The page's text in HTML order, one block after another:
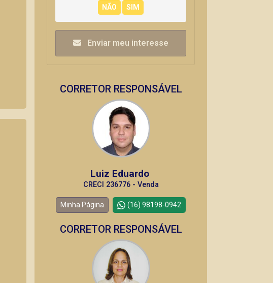
Enviar meu interesse
CORRETOR RESPONSÁVEL
Luiz Eduardo
CRECI 236776 - Venda
Minha Página (16) 98198-0942
CORRETOR RESPONSÁVEL